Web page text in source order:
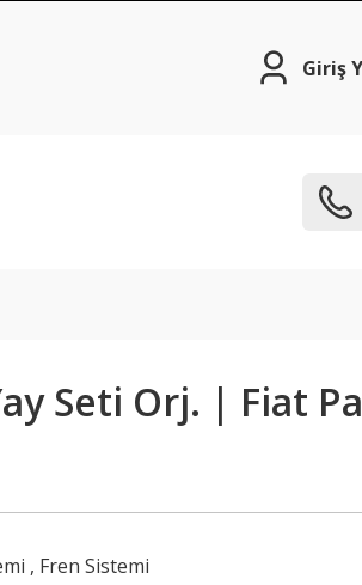
Giriş
Seti Orj. | Fiat
, Fren Sistemi